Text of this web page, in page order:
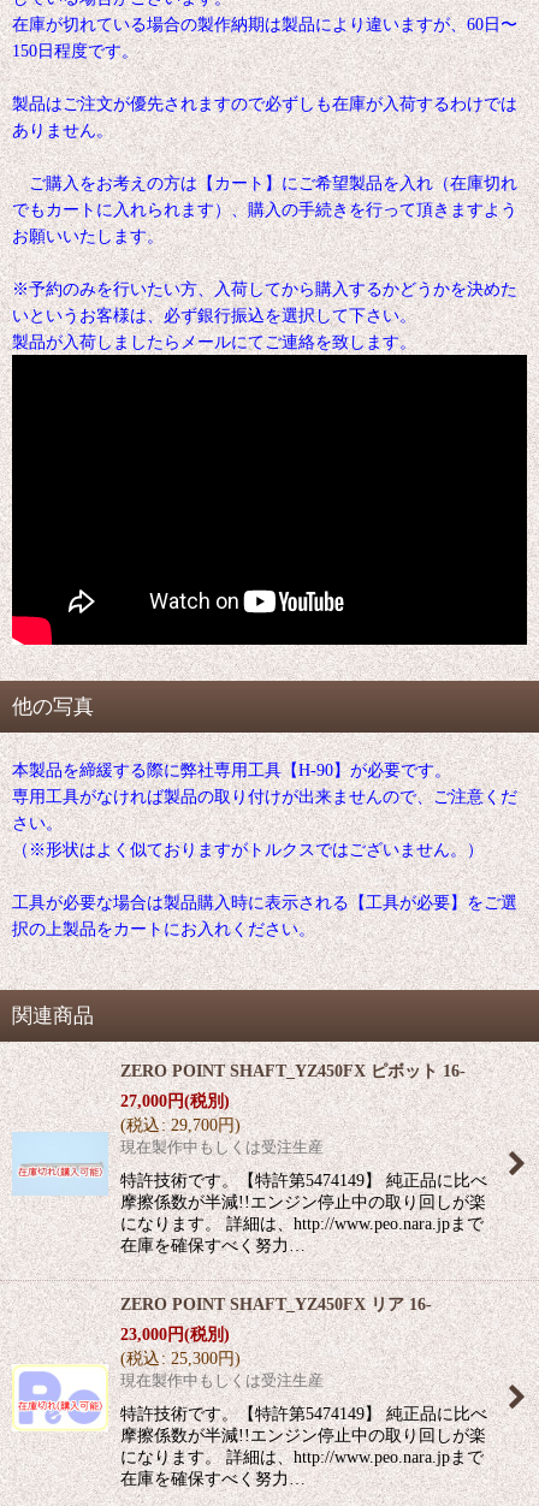
在庫が切れている場合の製作納期は製品により違いますが、60日〜
150日程度です。
製品はご注文が優先されますので必ずしも在庫が入荷するわけでは
ありません。
ご購入をお考えの方は【カート】にご希望製品を入れ（在庫切れ
でもカートに入れられます）、購入の手続きを行って頂きますよう
お願いいたします。
※予約のみを行いたい方、入荷してから購入するかどうかを決めた
いというお客様は、必ず銀行振込を選択して下さい。
製品が入荷しましたらメールにてご連絡を致します。
他の写真
本製品を締緩する際に弊社専用工具【H-90】が必要です。
専用工具がなければ製品の取り付けが出来ませんので、ご注意くだ
さい。
（※形状はよく似ておりますがトルクスではございません。）
工具が必要な場合は製品購入時に表示される【工具が必要】をご選
択の上製品をカートにお入れください。
関連商品
ZERO POINT SHAFT_YZ450FX ピボット 16-
27,000円(税別)
(税込: 29,700円)
現在製作中もしくは受注生産
特許技術です。【特許第5474149】 純正品に比べ
摩擦係数が半減!!エンジン停止中の取り回しが楽
になります。 詳細は、http://www.peo.nara.jpまで
在庫を確保すべく努力…
ZERO POINT SHAFT_YZ450FX リア 16-
23,000円(税別)
(税込: 25,300円)
現在製作中もしくは受注生産
特許技術です。【特許第5474149】 純正品に比べ
摩擦係数が半減!!エンジン停止中の取り回しが楽
になります。 詳細は、http://www.peo.nara.jpまで
在庫を確保すべく努力…